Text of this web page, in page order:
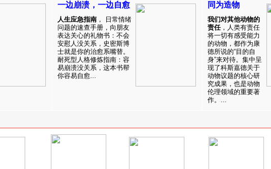
一边崩溃，一边自愈
人生应急指南 ， 日常情绪
问题的速查手册，向朋友
表达关心的礼物书：不会
安慰人没关系，史密斯博
士就是你的治愈系嘴替。
耐死型人格修炼指南：容
易崩溃没关系，这本书帮
你容易自愈...
同为造物
我们对其他动物的
责任，人类有责任
将一切有感受能力
的动物，都作为康
德所说的“目的自
身”来对待。集中呈
现了科斯嘉德关于
动物议题的核心研
究成果，也是动物
伦理领域的重要著
作。...